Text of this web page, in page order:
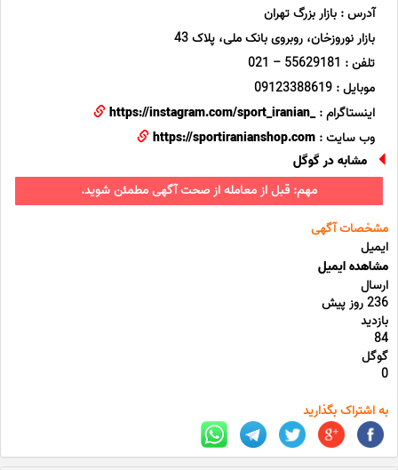
آدرس : بازار بزرگ تهران
بازار نوروزخان، روبروی بانک ملی، پلاک 43
تلفن : 55629181 – 021
موبایل : 09123388619
اینستاگرام :_https://instagram.com/sport_iranian
وب سایت : https://sportiranianshop.com
مشابه در گوگل
مهم: قبل از معامله از صحت آگهی مطمئن شوید.
مشخصات آگهی
ایمیل
مشاهده ایمیل
ارسال
236 روز پیش
بازدید
84
گوگل
0
به اشتراک بگذارید